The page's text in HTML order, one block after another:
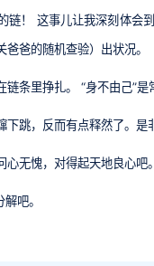
链！ 这事儿让我深刻体会
爸的随机查验）出状况。
条里挣扎。 “身不由己”是
跳，反而有点释然了。是
无愧，对得起天地良心
吧。